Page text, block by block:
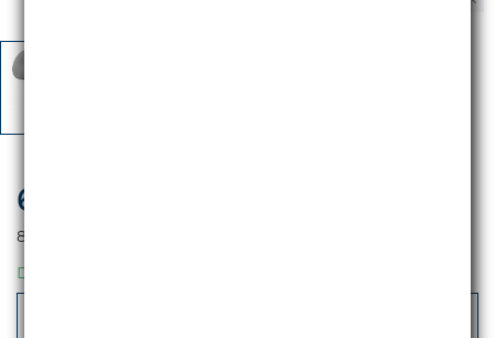
672,13 €
820,00 €
DISPONIBILE